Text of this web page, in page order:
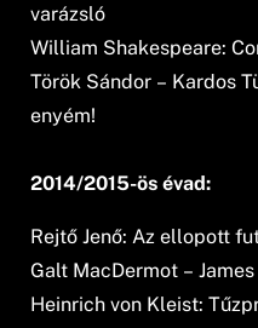
varázsló
William Shakespeare:
Török Sándor – Kardos
enyém!
2014/2015-ös évad:
Rejtő Jenő: Az ellopott
Galt MacDermot –
Heinrich von Kleist: